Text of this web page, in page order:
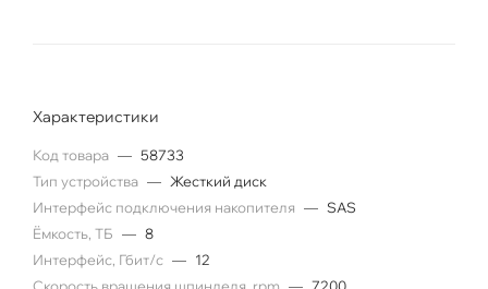
Характеристики
Код товара — 58733
Тип устройства — Жесткий диск
Интерфейс подключения накопителя — SAS
Ëмкость, ТБ — 8
Интерфейс, Гбит/с — 12